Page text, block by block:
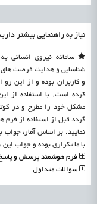
نیاز به راهنمایی بیشتر
سامانه نیروی انسانی
شناسایی و هدایت فرصت
و کاربران بوده و از این
کرده است. با استفاده از
مشکل خود را مطرح و در
گردد قبل از استفاده از
با ما تکراری بوده و جواب
فرم هوشمند پرسش و
سوالات متداول